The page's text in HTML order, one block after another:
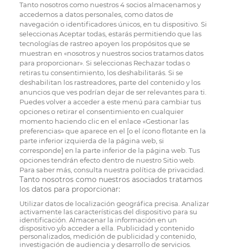
Tanto nosotros como nuestros4socios almacenamos y
accedemos a datos personales, como datos de
navegación o identificadores únicos, en tu dispositivo. Si
seleccionas Aceptar todas, estarás permitiendo que las
tecnologías de rastreo apoyen los propósitos que se
muestran en «nosotros y nuestros socios tratamos datos
para proporcionar». Si seleccionas Rechazar todas o
retiras tu consentimiento, los deshabilitarás. Si se
deshabilitan los rastreadores, parte del contenido y los
anuncios que ves podrían dejar de ser relevantes para ti.
Puedes volver a acceder a este menú para cambiar tus
opciones o retirar el consentimiento en cualquier
momento haciendo clic en el enlace «Gestionar las
preferencias» que aparece en el [o el ícono flotante en la
parte inferior izquierda de la página web, si
corresponde] en la parte inferior de la página web. Tus
opciones tendrán efecto dentro de nuestro Sitio web.
Para saber más, consulta nuestra política de privacidad.
Tanto nosotros como nuestros asociados tratamos
los datos para proporcionar:
Utilizar datos de localización geográfica precisa. Analizar
activamente las características del dispositivo para su
identificación. Almacenar la información en un
dispositivo y/o acceder a ella. Publicidad y contenido
personalizados, medición de publicidad y contenido,
investigación de audiencia y desarrollo de servicios.